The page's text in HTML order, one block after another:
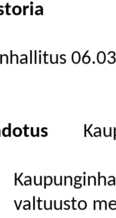
valtuusto